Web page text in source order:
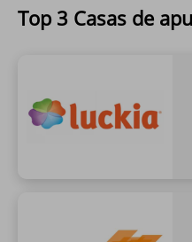
Top 3 Casas de